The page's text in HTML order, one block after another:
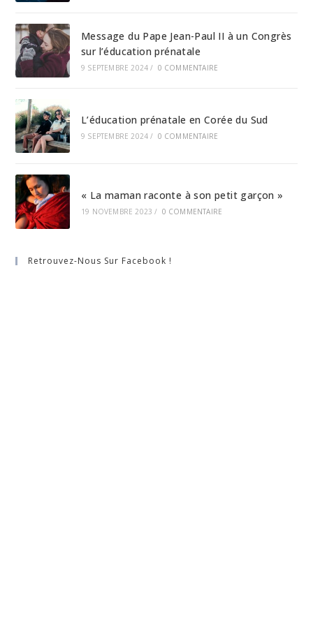
Message du Pape Jean-Paul II à un Congrès
sur l’éducation prénatale
9 SEPTEMBRE 2024 / 0 COMMENTAIRE
L’éducation prénatale en Corée du Sud
9 SEPTEMBRE 2024 / 0 COMMENTAIRE
« La maman raconte à son petit garçon »
19 NOVEMBRE 2023 / 0 COMMENTAIRE
Retrouvez-Nous Sur Facebook !